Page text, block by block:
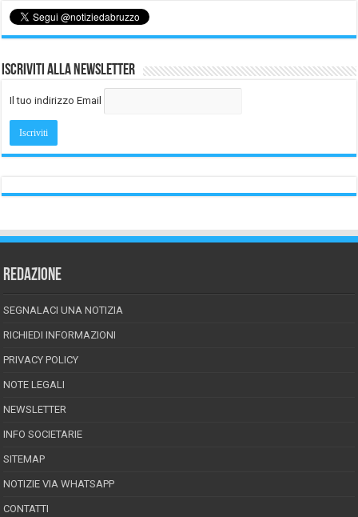
Iscriviti alla Newsletter
Il tuo indirizzo Email
REDAZIONE
SEGNALACI UNA NOTIZIA
RICHIEDI INFORMAZIONI
PRIVACY POLICY
NOTE LEGALI
NEWSLETTER
INFO SOCIETARIE
SITEMAP
NOTIZIE VIA WHATSAPP
CONTATTI